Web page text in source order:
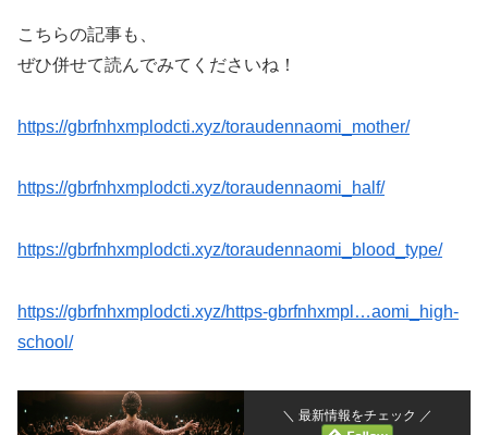
こちらの記事も、
ぜひ併せて読んでみてくださいね！
https://gbrfnhxmplodcti.xyz/toraudennaomi_mother/
https://gbrfnhxmplodcti.xyz/toraudennaomi_half/
https://gbrfnhxmplodcti.xyz/toraudennaomi_blood_type/
https://gbrfnhxmplodcti.xyz/https-gbrfnhxmpl…aomi_high-
school/
＼ 最新情報をチェック ／